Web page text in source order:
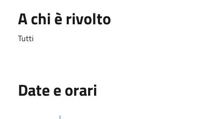
A chi è rivolto
Tutti
Date e orari